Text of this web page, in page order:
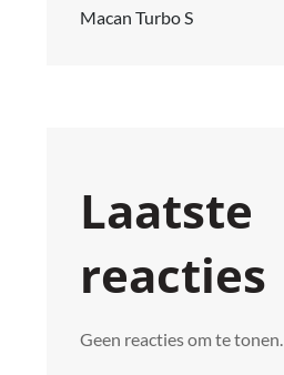
Macan Turbo S
Laatste
reacties
Geen reacties om te tonen.